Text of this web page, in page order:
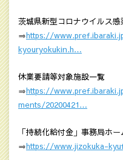
茨城県新型コロナウイルス
⇒https://
kyouryokukin.h…
休業要請等対象施設一覧
⇒https://
ments/20200421…
「持続化給付金」事務局ホ
⇒https://www.jizokuka-